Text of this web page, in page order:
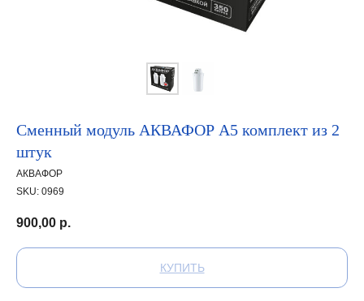
Сменный модуль АКВАФОР А5 комплект из 2
штук
АКВАФОР
SKU: 0969
900,00 р.
КУПИТЬ